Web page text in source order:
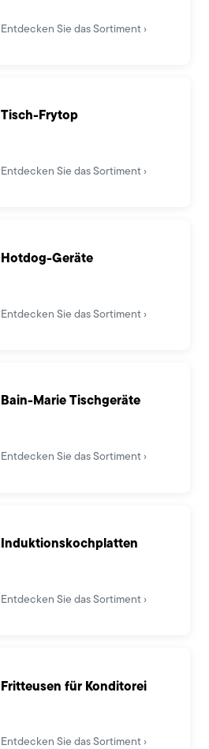
Entdecken Sie das Sortiment
Tisch-Frytop
Entdecken Sie das Sortiment
Hotdog-Geräte
Entdecken Sie das Sortiment
Bain-Marie Tischgeräte
Entdecken Sie das Sortiment
Induktionskochplatten
Entdecken Sie das Sortiment
Fritteusen für Konditorei
Entdecken Sie das Sortiment